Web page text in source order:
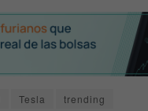
Tesla trending